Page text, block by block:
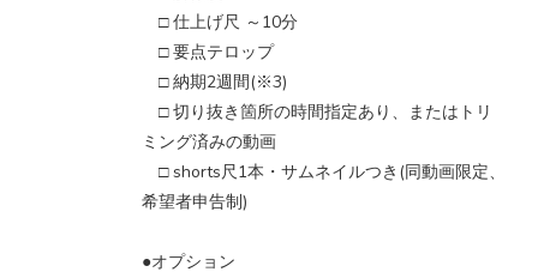
□ 仕上げ尺 ～10分
□ 要点テロップ
□ 納期2週間(※3)
□ 切り抜き箇所の時間指定あり、またはトリ
ミング済みの動画
□ shorts尺1本・サムネイルつき(同動画限定、
希望者申告制)
●オプション